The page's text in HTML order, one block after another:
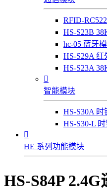
RFID-
HS-S23B
hc-05 蓝牙
HS-S29A
HS-S23A

智能模块
HS-S30A 时
HS-S30-L

HE 系列功能模块
HS-S84P